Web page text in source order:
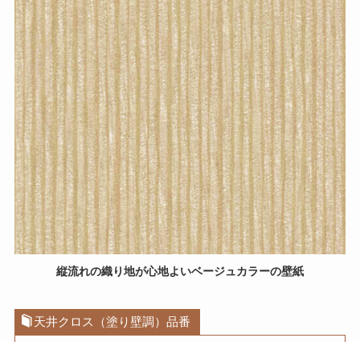
縦流れの織り地が心地よいベージュカラーの壁紙
天井クロス（塗り壁調）品番